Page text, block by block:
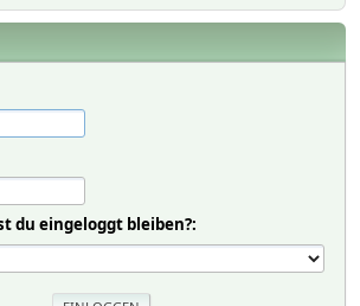
du eingeloggt bleiben?: